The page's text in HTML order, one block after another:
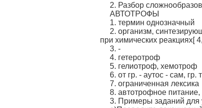
2. Разбор
АВТОТРОФЫ
1. термин однозначный
2. организм,
при химических реакциях[
3. -
4. гетеротроф
5. гелиотроф, хемотроф
6. от гр. - аутос - сам,
7. ограниченная лексика
8. автотрофное
3. Примеры заданий для